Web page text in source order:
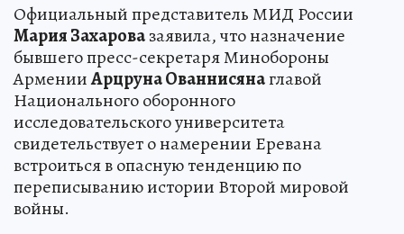
Официальный представитель МИД России
Мария Захаровазаявила, что назначение
бывшего пресс-секретаря Минобороны
АрменииАрцруна Ованнисянаглавой
Национального оборонного
исследовательского университета
свидетельствует о намерении Еревана
встроиться в опасную тенденцию по
переписыванию истории Второй мировой
войны.